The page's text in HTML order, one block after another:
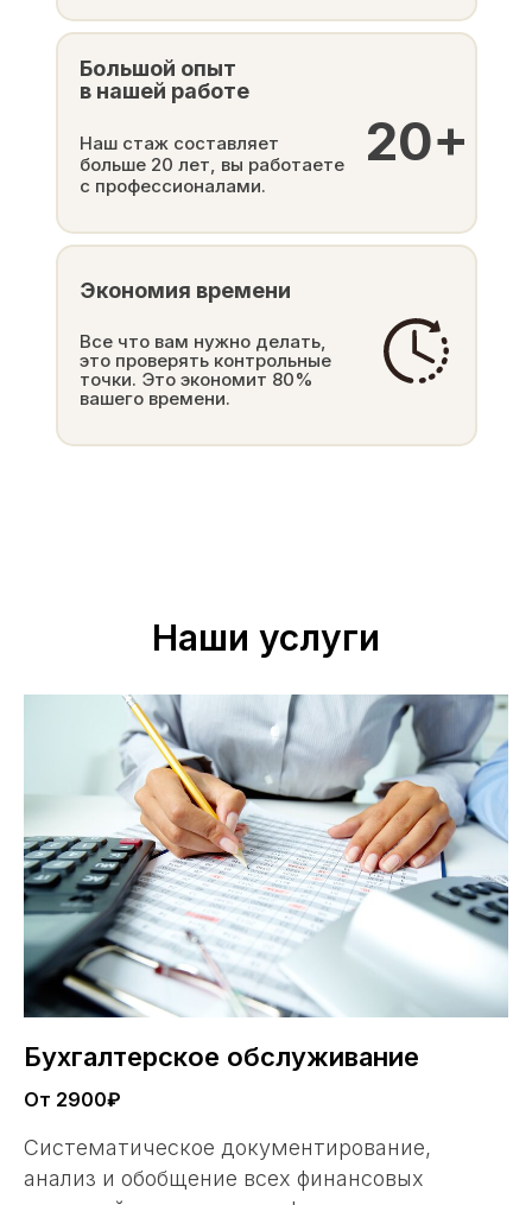
Экономия времени
Все что вам нужно делать,
это проверять контрольные
точки. Это экономит 80%
вашего времени.
Большой опыт
в нашей работе
20+
Наш стаж составляет
больше 20 лет, вы работаете
с профессионалами.
Наши услуги
Бухгалтерское обслуживание
От 2900₽
Систематическое документирование,
анализ и обобщение всех финансовых